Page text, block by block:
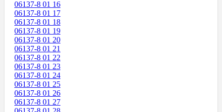
06137-8 01 16
06137-8 01 17
06137-8 01 18
06137-8 01 19
06137-8 01 20
06137-8 01 21
06137-8 01 22
06137-8 01 23
06137-8 01 24
06137-8 01 25
06137-8 01 26
06137-8 01 27